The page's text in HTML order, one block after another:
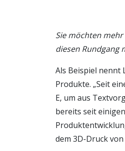
Sie möchten mehr
diesen Rundgang
Als Beispiel nennt
Produkte. „Seit
E, um aus
bereits seit
dem 3D-Druck